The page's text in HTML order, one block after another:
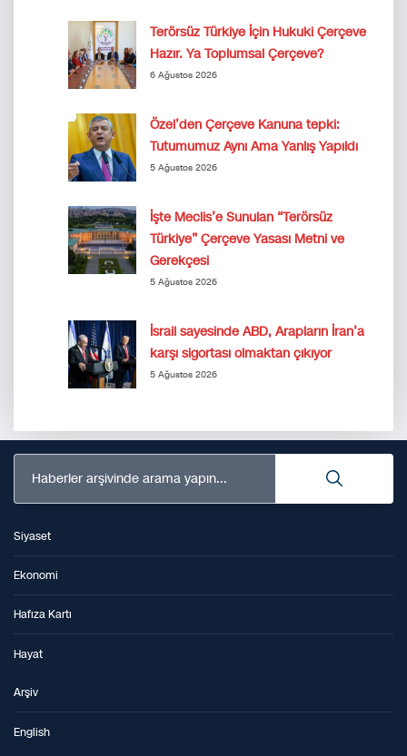
Terörsüz Türkiye İçin Hukuki Çerçeve
Hazır. Ya Toplumsal Çerçeve?
6 Ağustos 2026
Özel’den Çerçeve Kanuna tepki:
Tutumumuz Aynı Ama Yanlış Yapıldı
5 Ağustos 2026
İşte Meclis’e Sunulan “Terörsüz
Türkiye” Çerçeve Yasası Metni ve
Gerekçesi
5 Ağustos 2026
İsrail sayesinde ABD, Arapların İran’a
karşı sigortası olmaktan çıkıyor
5 Ağustos 2026
Haberler arşivinde arama yapın...
Siyaset
Ekonomi
Hafıza Kartı
Hayat
Arşiv
English